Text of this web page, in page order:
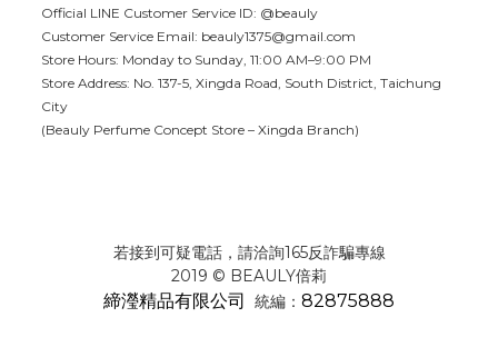
Official LINE Customer Service ID: @beauly
Customer Service Email: beauly1375@gmail.com
Store Hours: Monday to Sunday, 11:00 AM–9:00 PM
Store Address: No. 137-5, Xingda Road, South District, Taichung
City
(Beauly Perfume Concept Store – Xingda Branch)
若接到可疑電話，請洽詢165反詐騙專線
2019 © BEAULY倍莉
締瀅精品有限公司 統編： 82875888